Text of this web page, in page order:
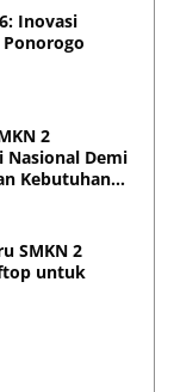
Inovasi
Ponorogo
2
Nasional Demi
Kebutuhan
SMKN 2
untuk